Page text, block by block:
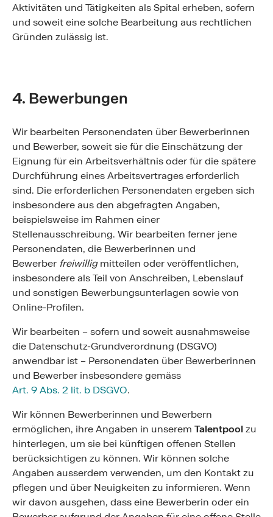
Aktivitäten und Tätigkeiten als Spital erheben, sofern
und soweit eine solche Bearbeitung aus rechtlichen
Gründen zulässig ist.
4. Bewerbungen
Wir bearbeiten Personendaten über Bewerberinnen
und Bewerber, soweit sie für die Einschätzung der
Eignung für ein Arbeitsverhältnis oder für die spätere
Durchführung eines Arbeitsvertrages erforderlich
sind. Die erforderlichen Personendaten ergeben sich
insbesondere aus den abgefragten Angaben,
beispielsweise im Rahmen einer
Stellenausschreibung. Wir bearbeiten ferner jene
Personendaten, die Bewerberinnen und
Bewerber freiwilligmitteilen oder veröffentlichen,
insbesondere als Teil von Anschreiben, Lebenslauf
und sonstigen Bewerbungsunterlagen sowie von
Online-Profilen.
Wir bearbeiten – sofern und soweit ausnahmsweise
die Datenschutz-Grundverordnung (DSGVO)
anwendbar ist – Personendaten über Bewerberinnen
und Bewerber insbesondere gemäss
Art. 9 Abs. 2 lit. b DSGVO.
Wir können Bewerberinnen und Bewerbern
ermöglichen, ihre Angaben in unserem Talentpoolzu
hinterlegen, um sie bei künftigen offenen Stellen
berücksichtigen zu können. Wir können solche
Angaben ausserdem verwenden, um den Kontakt zu
pflegen und über Neuigkeiten zu informieren. Wenn
wir davon ausgehen, dass eine Bewerberin oder ein